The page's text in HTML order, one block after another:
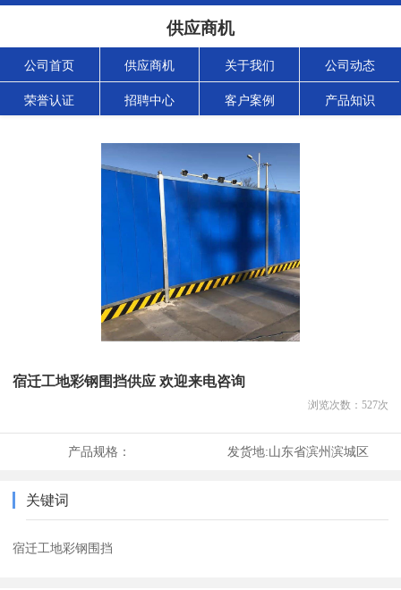
供应商机
公司首页 供应商机 关于我们 公司动态
荣誉认证 招聘中心 客户案例 产品知识
宿迁工地彩钢围挡供应 欢迎来电咨询
浏览次数： 527次
产品规格： 发货地:山东省滨州滨城区
关键词
宿迁工地彩钢围挡